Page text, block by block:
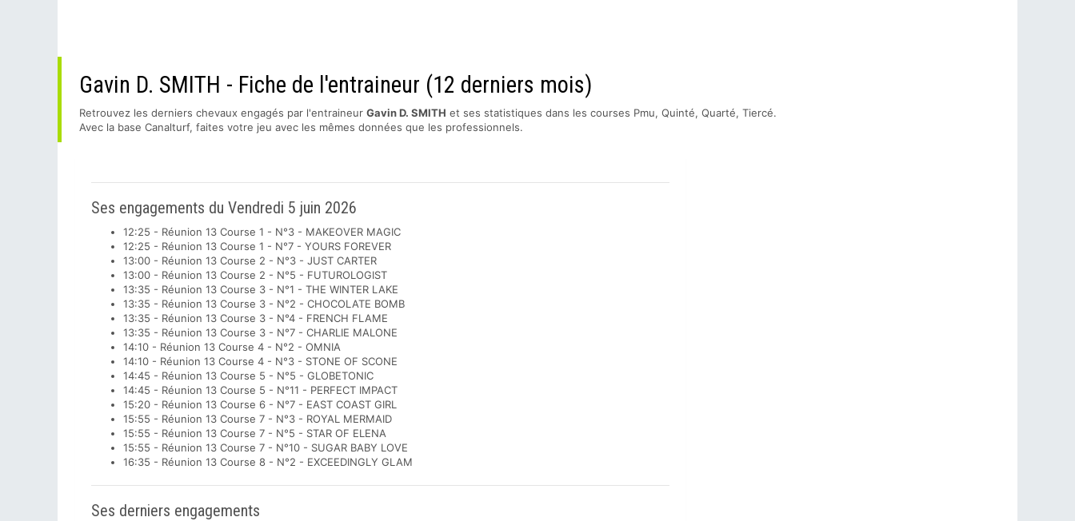
Gavin D. SMITH - Fiche de l'entraineur (12 derniers mois)
Retrouvez les derniers chevaux engagés par l'entraineur Gavin D. SMITH et ses statistiques dans les courses Pmu, Quinté, Quarté, Tiercé.
Avec la base Canalturf, faites votre jeu avec les mêmes données que les professionnels.
Ses engagements du Vendredi 5 juin 2026
12:25 - Réunion 13 Course 1 - N°3 - MAKEOVER MAGIC
12:25 - Réunion 13 Course 1 - N°7 - YOURS FOREVER
13:00 - Réunion 13 Course 2 - N°3 - JUST CARTER
13:00 - Réunion 13 Course 2 - N°5 - FUTUROLOGIST
13:35 - Réunion 13 Course 3 - N°1 - THE WINTER LAKE
13:35 - Réunion 13 Course 3 - N°2 - CHOCOLATE BOMB
13:35 - Réunion 13 Course 3 - N°4 - FRENCH FLAME
13:35 - Réunion 13 Course 3 - N°7 - CHARLIE MALONE
14:10 - Réunion 13 Course 4 - N°2 - OMNIA
14:10 - Réunion 13 Course 4 - N°3 - STONE OF SCONE
14:45 - Réunion 13 Course 5 - N°5 - GLOBETONIC
14:45 - Réunion 13 Course 5 - N°11 - PERFECT IMPACT
15:20 - Réunion 13 Course 6 - N°7 - EAST COAST GIRL
15:55 - Réunion 13 Course 7 - N°3 - ROYAL MERMAID
15:55 - Réunion 13 Course 7 - N°5 - STAR OF ELENA
15:55 - Réunion 13 Course 7 - N°10 - SUGAR BABY LOVE
16:35 - Réunion 13 Course 8 - N°2 - EXCEEDINGLY GLAM
Ses derniers engagements